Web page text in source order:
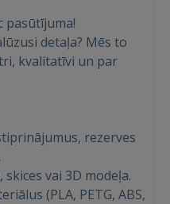
pasūtījuma!
detaļa? Mēs to
kvalitatīvi un par
rezerves
vai 3D modeļa.
(PLA, PETG, ABS,